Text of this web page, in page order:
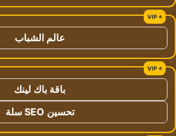
عالم الشباب
باقة باك لينك
تحسين SEO سلة